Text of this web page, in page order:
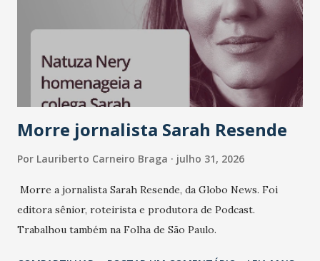
mundo fala muito e poucos entregam de verdade. O NM2B
sempre existiu para dar palco a quem constrói com
consistência, e nesta edição isso fica ainda mais claro.
Vamos reforçar que ser genuíno sustenta a confiança entre
marcas, pessoas e mercado", afirma Tamires So...
Morre jornalista Sarah Resende
Por Lauriberto Carneiro Braga julho 31, 2026
Morre a jornalista Sarah Resende, da Globo News. Foi
editora sênior, roteirista e produtora de Podcast.
Trabalhou também na Folha de São Paulo.